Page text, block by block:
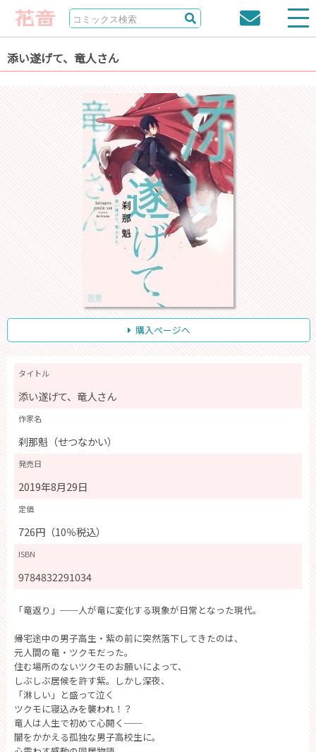
添い遂げて、竜人さん
購入ページへ
タイトル
添い遂げて、竜人さん
作家名
刹那魁（せつなかい）
発売日
2019年8月29日
定価
726円（10％税込）
ISBN
9784832291034
「竜返り」──人が竜に変化する現象が日常となった現代。
帰宅途中の男子高生・紫の前に突然落下してきたのは、
元人間の竜・ツクモだった。
住む場所のないツクモのお願いによって、
しぶしぶ居候を許す紫。しかし深夜、
「淋しい」と盛って泣く
ツクモに寝込みを襲われ！？
竜人は人生で初めて心開く──
闇をかかえる孤独な男子高校生に。